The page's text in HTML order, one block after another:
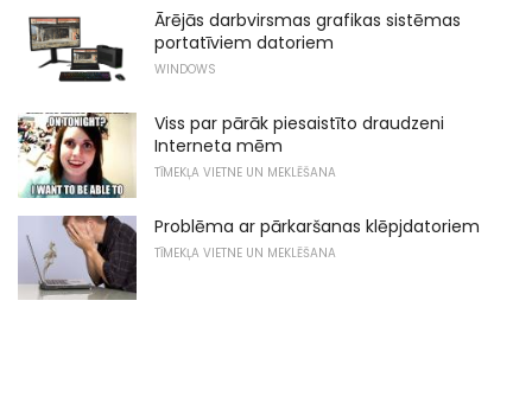
Ārējās darbvirsmas grafikas sistēmas
portatīviem datoriem
WINDOWS
Viss par pārāk piesaistīto draudzeni
Interneta mēm
TĪMEKĻA VIETNE UN MEKLĒŠANA
Problēma ar pārkaršanas klēpjdatoriem
TĪMEKĻA VIETNE UN MEKLĒŠANA